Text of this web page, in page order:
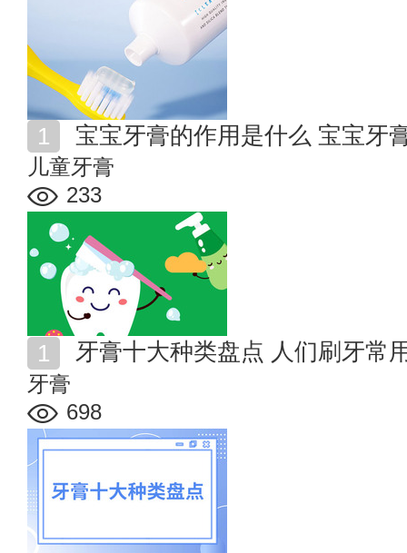
宝宝牙膏的作用是什么 宝宝牙
儿童牙膏
233
牙膏十大种类盘点 人们刷牙常
牙膏
698